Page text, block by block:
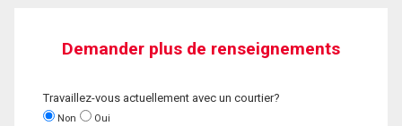
Demander plus de renseignements
Travaillez-vous actuellement avec un courtier?
Non Oui